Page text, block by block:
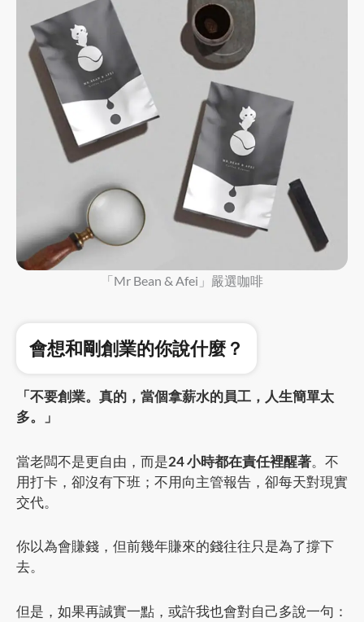
「Mr Bean & Afei」嚴選咖啡
會想和剛創業的你說什麼？
「不要創業。真的，當個拿薪水的員工，人生簡單太
多。」
當老闆不是更自由，而是24 小時都在責任裡醒著。不
用打卡，卻沒有下班；不用向主管報告，卻每天對現實
交代。
你以為會賺錢，但前幾年賺來的錢往往只是為了撐下
去。
但是，如果再誠實一點，或許我也會對自己多說一句：